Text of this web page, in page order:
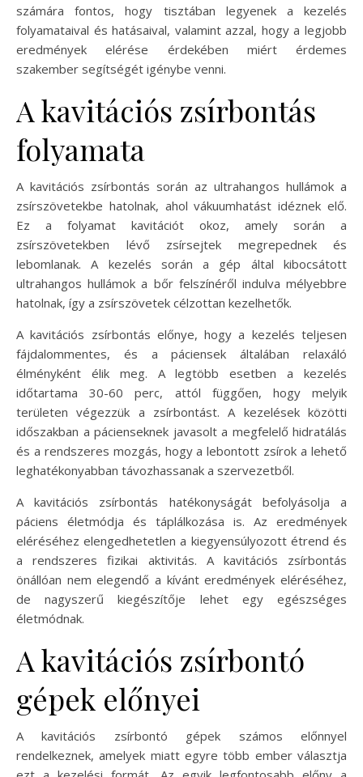
számára fontos, hogy tisztában legyenek a kezelés
folyamataival és hatásaival, valamint azzal, hogy a legjobb
eredmények elérése érdekében miért érdemes
szakember segítségét igénybe venni.
A kavitációs zsírbontás
folyamata
A kavitációs zsírbontás során az ultrahangos hullámok a
zsírszövetekbe hatolnak, ahol vákuumhatást idéznek elő.
Ez a folyamat kavitációt okoz, amely során a
zsírszövetekben lévő zsírsejtek megrepednek és
lebomlanak. A kezelés során a gép által kibocsátott
ultrahangos hullámok a bőr felszínéről indulva mélyebbre
hatolnak, így a zsírszövetek célzottan kezelhetők.
A kavitációs zsírbontás előnye, hogy a kezelés teljesen
fájdalommentes, és a páciensek általában relaxáló
élményként élik meg. A legtöbb esetben a kezelés
időtartama 30-60 perc, attól függően, hogy melyik
területen végezzük a zsírbontást. A kezelések közötti
időszakban a pácienseknek javasolt a megfelelő hidratálás
és a rendszeres mozgás, hogy a lebontott zsírok a lehető
leghatékonyabban távozhassanak a szervezetből.
A kavitációs zsírbontás hatékonyságát befolyásolja a
páciens életmódja és táplálkozása is. Az eredmények
eléréséhez elengedhetetlen a kiegyensúlyozott étrend és
a rendszeres fizikai aktivitás. A kavitációs zsírbontás
önállóan nem elegendő a kívánt eredmények eléréséhez,
de nagyszerű kiegészítője lehet egy egészséges
életmódnak.
A kavitációs zsírbontó
gépek előnyei
A kavitációs zsírbontó gépek számos előnnyel
rendelkeznek, amelyek miatt egyre több ember választja